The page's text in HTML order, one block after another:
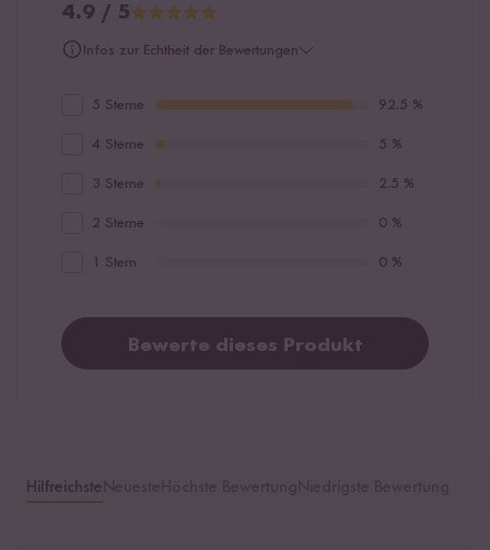
4.9 / 5
Infos zur Echtheit der Bewertungen
5 Sterne 92.5 %
4 Sterne 5 %
3 Sterne 2.5 %
2 Sterne 0 %
1 Stern 0 %
Bewerte dieses Produkt
Hilfreichste